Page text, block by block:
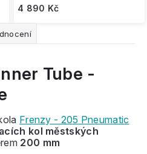
4 890 Kč
Tube -
Frenzy - 205 Pneumatic
kol městských
200 mm